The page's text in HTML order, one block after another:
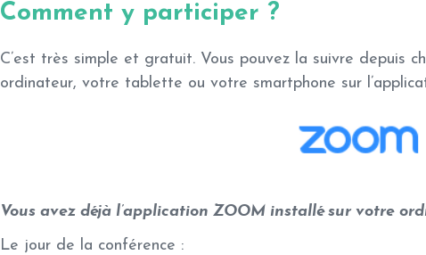
Comment y participer ?
C’est très simple et gratuit. Vous pouvez la suivre depuis
ordinateur, votre tablette ou votre smartphone sur
Vous avez déjà l’application ZOOM installé sur votre
Le jour de la conférence :